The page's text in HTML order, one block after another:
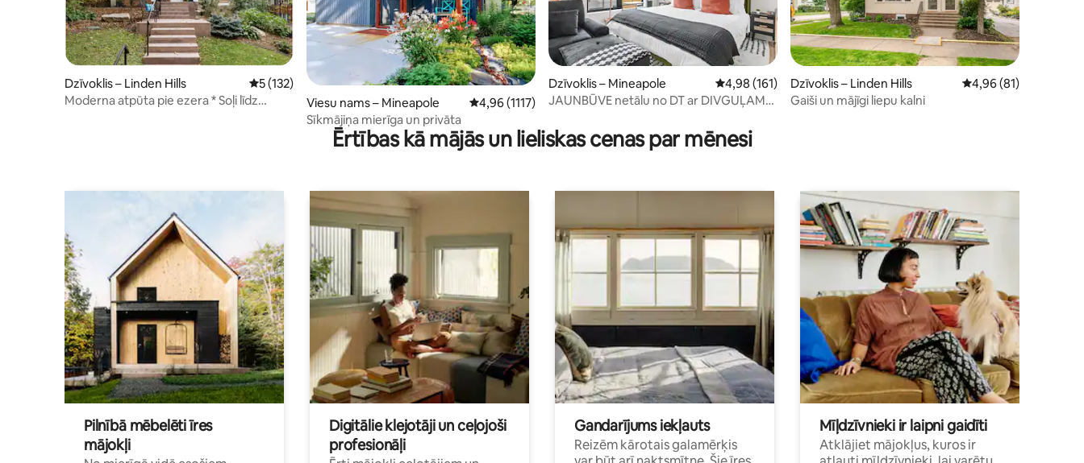
Dzīvoklis – Linden Hills Vidējais vērtējums: 5 no 5, atsauksmju skaits: 132
5 (132)
Moderna atpūta pie ezera * Soļi līdz
Viesu nams – Mineapole Vidējais vērtējums: 4,96 no 5, atsauksmju skaits: 1117
4,96 (1117)
Sīkmājiņa mierīga un privāta
Dzīvoklis – Mineapole Vidējais vērtējums: 4,98 no 5, atsauksmju skaits: 161
4,98 (161)
JAUNBŪVE netālu no DT ar DIVGUĻAMO
Dzīvoklis – Linden Hills Vidējais vērtējums:
4,96 (81)
Gaiši un mājīgi liepu kalni
Ērtības kā mājās un lieliskas cenas par mēnesi
Pilnībā mēbelēti īres
mājokļi
Digitālie klejotāji un ceļojoši
profesionāļi
Gandarījums iekļauts
Reizēm kārotais galamērķis
Mīļdzīvnieki ir laipni gaidīti
Atklājiet mājokļus, kuros ir